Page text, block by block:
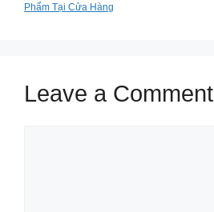
Phẩm Tại Cửa Hàng
Leave a Comment